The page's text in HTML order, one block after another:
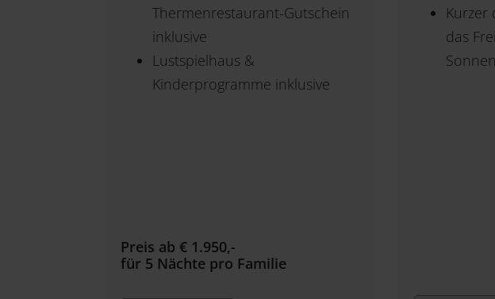
Thermenrestaurant-Gutschein
inklusive
Lustspielhaus &
Kinderprogramme inklusive
Preis ab € 1.950,-
für 5 Nächte pro Familie
Kurzer
das